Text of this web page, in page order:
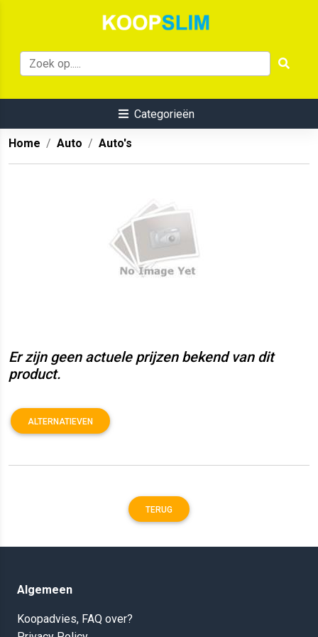
Categorieën
Home Auto Auto's
Er zijn geen actuele prijzen bekend van dit
product.
ALTERNATIEVEN
TERUG
Algemeen
Koopadvies, FAQ over?